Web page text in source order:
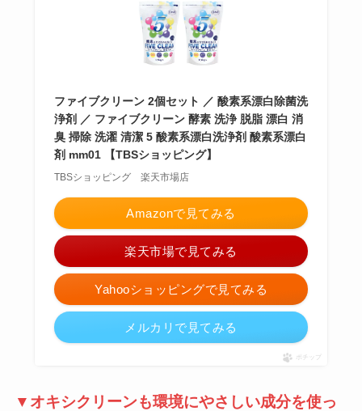
ファイブクリーン 2個セット ／ 酸素系漂白除菌洗
浄剤 ／ ファイブクリーン 酵素 洗浄 脱脂 漂白 消
臭 掃除 洗濯 清潔 5 酸素系漂白洗浄剤 酸素系漂白
剤 mm01 【TBSショッピング】
TBSショッピング 楽天市場店
Amazonで見てみる
楽天市場で見てみる
Yahooショッピングで見てみる
メルカリで見てみる
ポチップ
▼オキシクリーンも環境にやさしい成分を使っ